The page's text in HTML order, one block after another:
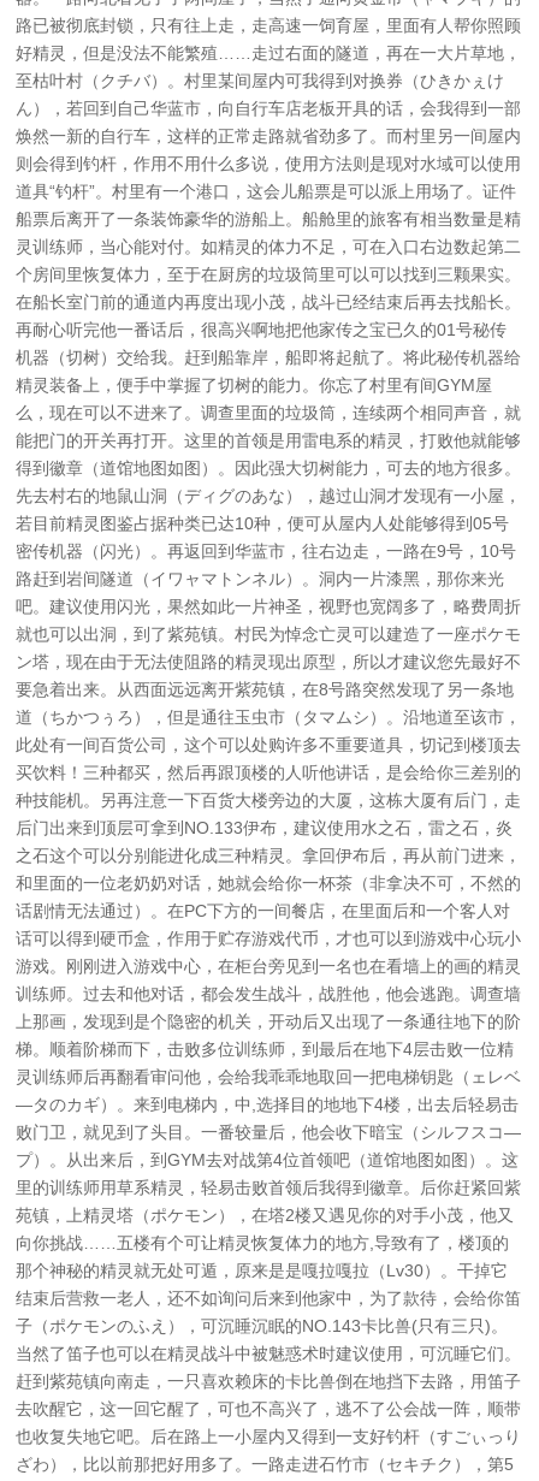
路已被彻底封锁，只有往上走，走高速一饲育屋，里面有人帮你照顾
好精灵，但是没法不能繁殖……走过右面的隧道，再在一大片草地，
至枯叶村（クチバ）。村里某间屋内可我得到对换券（ひきかぇけ
ん），若回到自己华蓝市，向自行车店老板开具的话，会我得到一部
焕然一新的自行车，这样的正常走路就省劲多了。而村里另一间屋内
则会得到钓杆，作用不用什么多说，使用方法则是现对水域可以使用
道具“钓杆”。村里有一个港口，这会儿船票是可以派上用场了。证件
船票后离开了一条装饰豪华的游船上。船舱里的旅客有相当数量是精
灵训练师，当心能对付。如精灵的体力不足，可在入口右边数起第二
个房间里恢复体力，至于在厨房的垃圾筒里可以可以找到三颗果实。
在船长室门前的通道内再度出现小茂，战斗已经结束后再去找船长。
再耐心听完他一番话后，很高兴啊地把他家传之宝已久的01号秘传
机器（切树）交给我。赶到船靠岸，船即将起航了。将此秘传机器给
精灵装备上，便手中掌握了切树的能力。你忘了村里有间GYM屋
么，现在可以不进来了。调查里面的垃圾筒，连续两个相同声音，就
能把门的开关再打开。这里的首领是用雷电系的精灵，打败他就能够
得到徽章（道馆地图如图）。因此强大切树能力，可去的地方很多。
先去村右的地鼠山洞（ディグのあな），越过山洞才发现有一小屋，
若目前精灵图鉴占据种类已达10种，便可从屋内人处能够得到05号
密传机器（闪光）。再返回到华蓝市，往右边走，一路在9号，10号
路赶到岩间隧道（イワャマトンネル）。洞内一片漆黑，那你来光
吧。建议使用闪光，果然如此一片神圣，视野也宽阔多了，略费周折
就也可以出洞，到了紫苑镇。村民为悼念亡灵可以建造了一座ポケモ
ン塔，现在由于无法使阻路的精灵现出原型，所以才建议您先最好不
要急着出来。从西面远远离开紫苑镇，在8号路突然发现了另一条地
道（ちかつぅろ），但是通往玉虫市（タマムシ）。沿地道至该市，
此处有一间百货公司，这个可以处购许多不重要道具，切记到楼顶去
买饮料！三种都买，然后再跟顶楼的人听他讲话，是会给你三差别的
种技能机。另再注意一下百货大楼旁边的大厦，这栋大厦有后门，走
后门出来到顶层可拿到NO.133伊布，建议使用水之石，雷之石，炎
之石这个可以分别能进化成三种精灵。拿回伊布后，再从前门进来，
和里面的一位老奶奶对话，她就会给你一杯茶（非拿决不可，不然的
话剧情无法通过）。在PC下方的一间餐店，在里面后和一个客人对
话可以得到硬币盒，作用于贮存游戏代币，才也可以到游戏中心玩小
游戏。刚刚进入游戏中心，在柜台旁见到一名也在看墙上的画的精灵
训练师。过去和他对话，都会发生战斗，战胜他，他会逃跑。调查墙
上那画，发现到是个隐密的机关，开动后又出现了一条通往地下的阶
梯。顺着阶梯而下，击败多位训练师，到最后在地下4层击败一位精
灵训练师后再翻看审问他，会给我乖乖地取回一把电梯钥匙（ェレベ
—タのカギ）。来到电梯内，中,选择目的地地下4楼，出去后轻易击
败门卫，就见到了头目。一番较量后，他会收下暗宝（シルフスコ—
プ）。从出来后，到GYM去对战第4位首领吧（道馆地图如图）。这
里的训练师用草系精灵，轻易击败首领后我得到徽章。后你赶紧回紫
苑镇，上精灵塔（ポケモン），在塔2楼又遇见你的对手小茂，他又
向你挑战……五楼有个可让精灵恢复体力的地方,导致有了，楼顶的
那个神秘的精灵就无处可遁，原来是是嘎拉嘎拉（Lv30）。干掉它
结束后营救一老人，还不如询问后来到他家中，为了款待，会给你笛
子（ポケモンのふえ），可沉睡沉眠的NO.143卡比兽(只有三只)。
当然了笛子也可以在精灵战斗中被魅惑术时建议使用，可沉睡它们。
赶到紫苑镇向南走，一只喜欢赖床的卡比兽倒在地挡下去路，用笛子
去吹醒它，这一回它醒了，可也不高兴了，逃不了公会战一阵，顺带
也收复失地它吧。后在路上一小屋内又得到一支好钓杆（すごぃっり
ざわ），比以前那把好用多了。一路走进石竹市（セキチク），第5